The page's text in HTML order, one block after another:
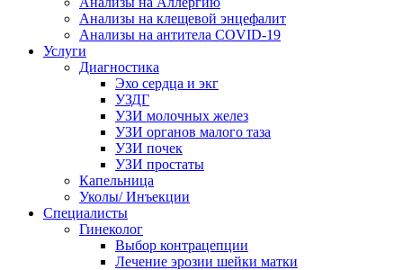
Анализы на клещевой энцефалит
Анализы на антитела COVID-19
Услуги
Диагностика
Эхо сердца и экг
УЗДГ
УЗИ молочных желез
УЗИ органов малого таза
УЗИ почек
УЗИ простаты
Капельница
Уколы/ Инъекции
Специалисты
Гинеколог
Выбор контрацепции
Лечение эрозии шейки матки